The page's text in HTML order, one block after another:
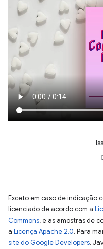
Exceto em caso de indicação
licenciado de acordo com a
Commons, e as amostras de
a Licença Apache 2.0. Para
site do Google Developers.